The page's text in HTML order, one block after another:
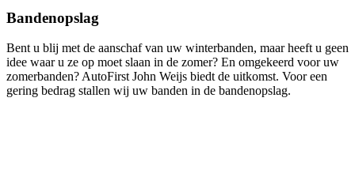
Bandenopslag
Bent u blij met de aanschaf van uw winterbanden, maar heeft u geen
idee waar u ze op moet slaan in de zomer? En omgekeerd voor uw
zomerbanden? AutoFirst John Weijs biedt de uitkomst. Voor een
gering bedrag stallen wij uw banden in de bandenopslag.